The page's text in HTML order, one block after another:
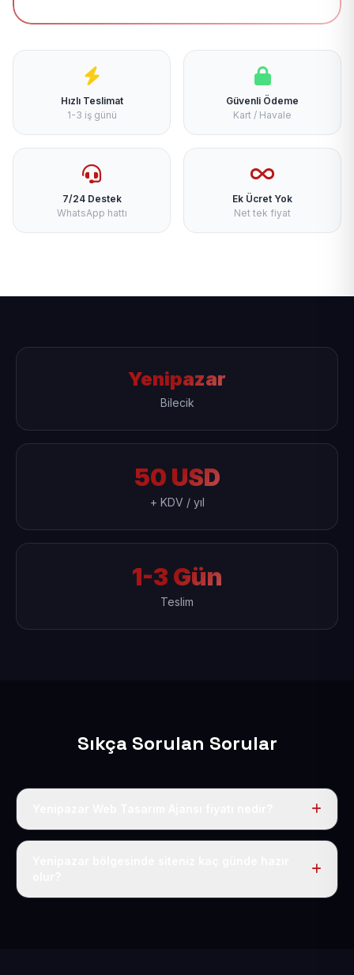
Hızlı Teslimat
1-3 iş günü
Güvenli Ödeme
Kart / Havale
7/24 Destek
WhatsApp hattı
Ek Ücret Yok
Net tek fiyat
Yenipazar
Bilecik
50 USD
+ KDV / yıl
1-3 Gün
Teslim
Sıkça Sorulan Sorular
Tek fiyat uygulanır: yıllık 50 USD + KDV. Bu bedele alan